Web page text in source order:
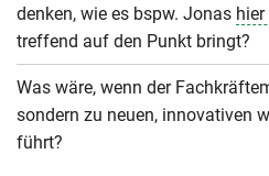
denken, wie es bspw. Jonas
treffend auf den Punkt bringt?
Was wäre, wenn der
sondern zu neuen, innovativen
führt?